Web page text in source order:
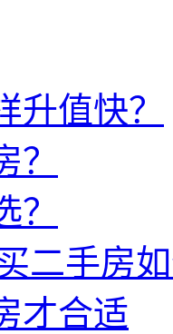
升值快？
二手房
才合适